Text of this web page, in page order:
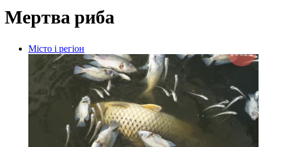
Мертва риба
Місто і регіон